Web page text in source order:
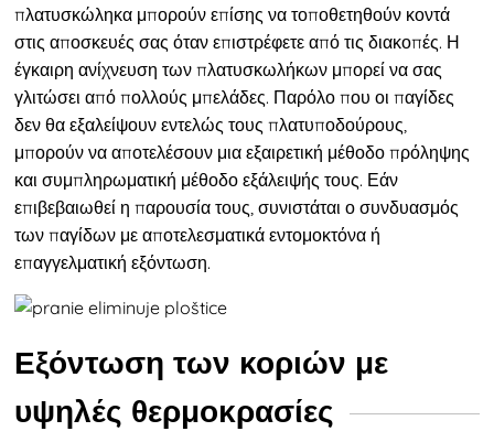
πλατυσκώληκα μπορούν επίσης να τοποθετηθούν κοντά
στις αποσκευές σας όταν επιστρέφετε από τις διακοπές. Η
έγκαιρη ανίχνευση των πλατυσκωλήκων μπορεί να σας
γλιτώσει από πολλούς μπελάδες. Παρόλο που οι παγίδες
δεν θα εξαλείψουν εντελώς τους πλατυποδούρους,
μπορούν να αποτελέσουν μια εξαιρετική μέθοδο πρόληψης
και συμπληρωματική μέθοδο εξάλειψής τους. Εάν
επιβεβαιωθεί η παρουσία τους, συνιστάται ο συνδυασμός
των παγίδων με αποτελεσματικά εντομοκτόνα ή
επαγγελματική εξόντωση.
Εξόντωση των κοριών με
υψηλές θερμοκρασίες